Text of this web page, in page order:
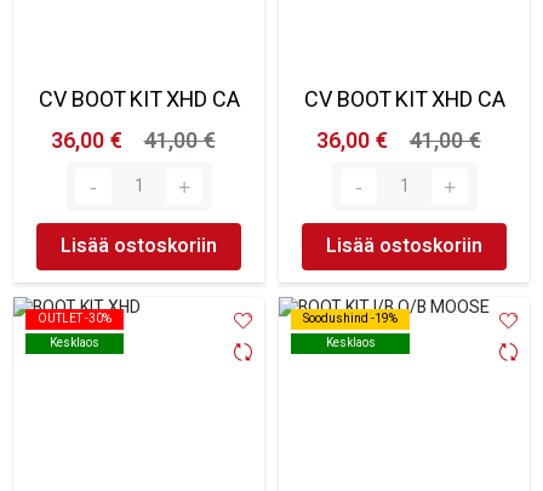
CV BOOT KIT XHD CA
36,00 €
41,00 €
Lisää ostoskoriin
CV BOOT KIT XHD CA
36,00 €
41,00 €
Lisää ostoskoriin
OUTLET -30%
Kesklaos
OUTLET -30%
Kesklaos
Soodushind -19%
Kesklaos
Soodushind -19%
Kesklaos